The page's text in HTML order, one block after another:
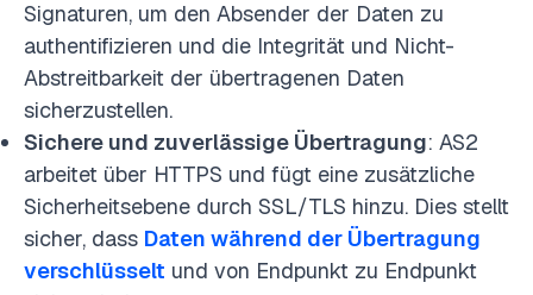
Signaturen, um den Absender der Daten zu
authentifizieren und die Integrität und Nicht-
Abstreitbarkeit der übertragenen Daten
sicherzustellen.
Sichere und zuverlässige Übertragung: AS2
arbeitet über HTTPS und fügt eine zusätzliche
Sicherheitsebene durch SSL/TLS hinzu. Dies stellt
sicher, dass Daten während der Übertragung
verschlüsselt und von Endpunkt zu Endpunkt